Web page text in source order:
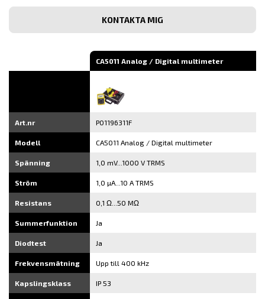
Bekräfta
post
CA5011 Analog / Digital multimeter
Art.nr P01196311F
Modell CA5011 Analog / Digital multimeter
Spänning 1,0 mV...1000 V TRMS
Ström 1,0 µA...10 A TRMS
Resistans 0,1 Ω...50 MΩ
Summerfunktion Ja
Diodtest Ja
Frekvensmätning Upp till 400 kHz
Kapslingsklass IP 53